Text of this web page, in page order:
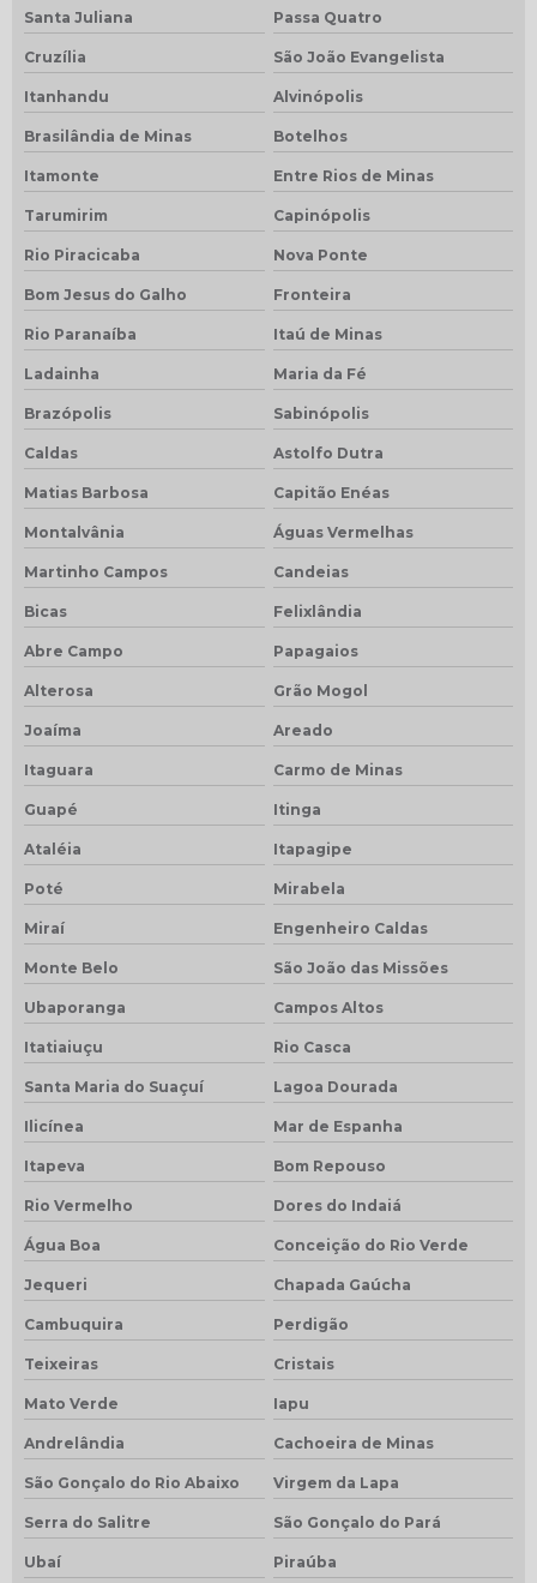
Santa Juliana Passa Quatro
Cruzília São João Evangelista
Itanhandu Alvinópolis
Brasilândia de Minas Botelhos
Itamonte Entre Rios de Minas
Tarumirim Capinópolis
Rio Piracicaba Nova Ponte
Bom Jesus do Galho Fronteira
Rio Paranaíba Itaú de Minas
Ladainha Maria da Fé
Brazópolis Sabinópolis
Caldas Astolfo Dutra
Matias Barbosa Capitão Enéas
Montalvânia Águas Vermelhas
Martinho Campos Candeias
Bicas Felixlândia
Abre Campo Papagaios
Alterosa Grão Mogol
Joaíma Areado
Itaguara Carmo de Minas
Guapé Itinga
Ataléia Itapagipe
Poté Mirabela
Miraí Engenheiro Caldas
Monte Belo São João das Missões
Ubaporanga Campos Altos
Itatiaiuçu Rio Casca
Santa Maria do Suaçuí Lagoa Dourada
Ilicínea Mar de Espanha
Itapeva Bom Repouso
Rio Vermelho Dores do Indaiá
Água Boa Conceição do Rio Verde
Jequeri Chapada Gaúcha
Cambuquira Perdigão
Teixeiras Cristais
Mato Verde Iapu
Andrelândia Cachoeira de Minas
São Gonçalo do Rio Abaixo Virgem da Lapa
Serra do Salitre São Gonçalo do Pará
Ubaí Piraúba